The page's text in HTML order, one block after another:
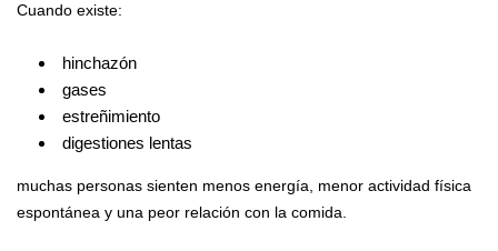
Cuando existe:
hinchazón
gases
estreñimiento
digestiones lentas
muchas personas sienten menos energía, menor actividad física
espontánea y una peor relación con la comida.